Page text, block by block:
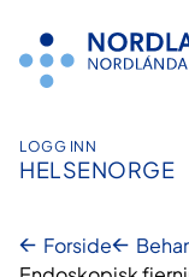
innhold
LOGG INN
HELSENORGE
Forside